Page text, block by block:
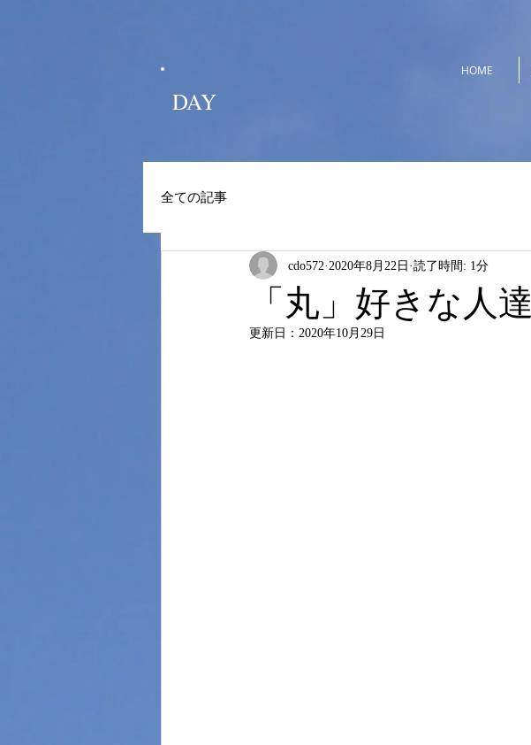
HOME
DAY
全ての記事
「丸」好きな人達
cdo572 2020年8月22日 読了時間: 1分
更新日： 2020年10月29日